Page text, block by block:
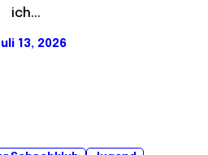
ich...
13, 2026